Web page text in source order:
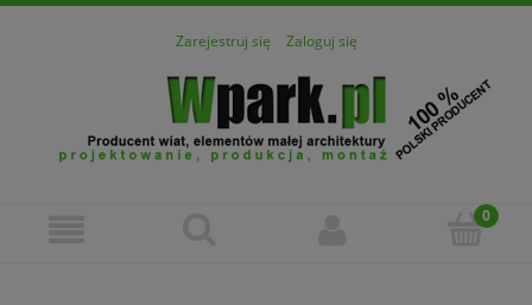
Zarejestruj się Zaloguj się